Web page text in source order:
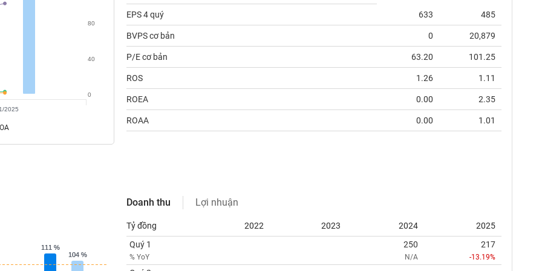
0
40
80
2025
EPS 4 quý 633 485
BVPS cơ bản 0 20,879
P/E cơ bản 63.20 101.25
ROS 1.26 1.11
ROEA 0.00 2.35
ROAA 0.00 1.01
111 %
111 %
104 %
104 %
Doanh thu Lợi nhuận
Tỷ đồng 2022 2023 2024
2025
Quý 1
% YoY
250
N/A
217
-13.19%